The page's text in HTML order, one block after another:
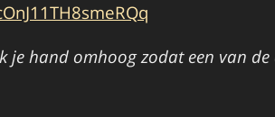
je hand omhoog zodat een van de